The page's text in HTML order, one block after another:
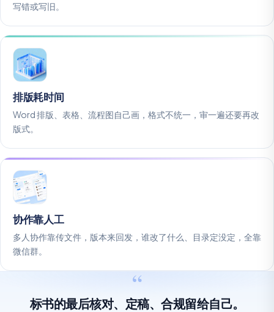
写错或写旧。
排版耗时间
Word 排版、表格、流程图自己画，格式不统一，审一遍还要再改
版式。
协作靠人工
多人协作靠传文件，版本来回发，谁改了什么、目录定没定，全靠
微信群。
标书的最后核对、定稿、合规留给自己。